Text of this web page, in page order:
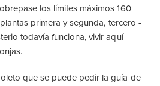
los límites máximos 160
primera y segunda, tercero -
todavía funciona, vivir aquí
que se puede pedir la guía de